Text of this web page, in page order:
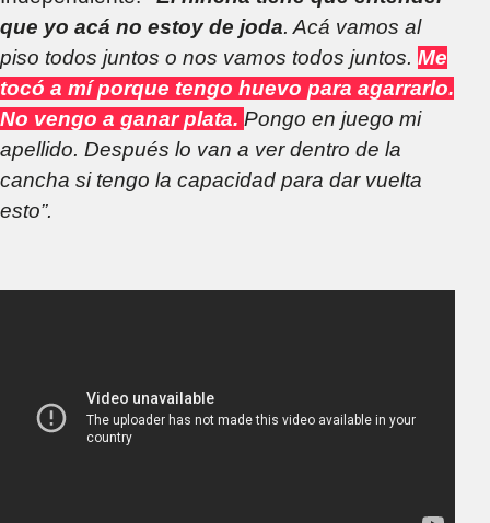
que yo acá no estoy de joda. Acá vamos al
piso todos juntos o nos vamos todos juntos. Me
tocó a mí porque tengo huevo para agarrarlo.
No vengo a ganar plata. Pongo en juego mi
apellido. Después lo van a ver dentro de la
cancha si tengo la capacidad para dar vuelta
esto”.